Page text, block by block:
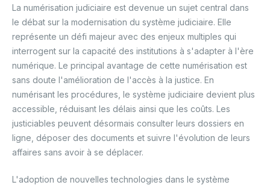
La numérisation judiciaire est devenue un sujet central dans
le débat sur la modernisation du système judiciaire. Elle
représente un défi majeur avec des enjeux multiples qui
interrogent sur la capacité des institutions à s'adapter à l'ère
numérique. Le principal avantage de cette numérisation est
sans doute l'amélioration de l'accès à la justice. En
numérisant les procédures, le système judiciaire devient plus
accessible, réduisant les délais ainsi que les coûts. Les
justiciables peuvent désormais consulter leurs dossiers en
ligne, déposer des documents et suivre l'évolution de leurs
affaires sans avoir à se déplacer.
L'adoption de nouvelles technologies dans le système